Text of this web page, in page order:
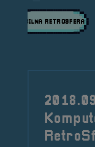
MOBILNA RETROSFERA